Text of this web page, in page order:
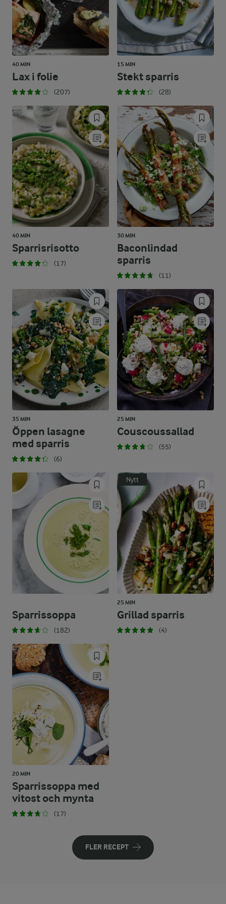
40 MIN
Lax i folie
(207)
15 MIN
Stekt sparris
(28)
40 MIN
Sparrisrisotto
(17)
30 MIN
Baconlindad
sparris
(11)
35 MIN
Öppen lasagne
med sparris
(6)
25 MIN
Couscoussallad
(55)
Sparrissoppa
(182)
Nytt
25 MIN
Grillad sparris
(4)
20 MIN
Sparrissoppa med
vitost och mynta
(17)
FLER RECEPT